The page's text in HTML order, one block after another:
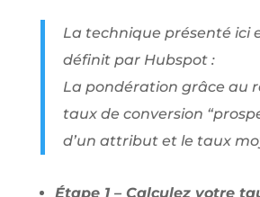
La technique présenté ici
définit par Hubspot :
La pondération grâce au
taux de conversion
d’un attribut et le taux
Étape 1 – Calculez votre